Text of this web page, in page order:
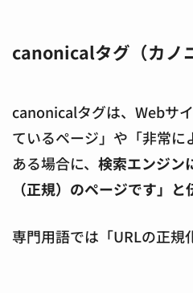
canonicalタグ（カノ
canonicalタグは、Webサ
ているページ」や「非常
ある場合に、 検索エンジン
（正規）のページです」
専門用語では「URLの正規